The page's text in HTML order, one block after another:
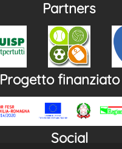
Partners
Progetto
Social